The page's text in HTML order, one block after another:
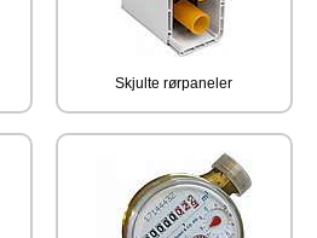
Skjulte rørpaneler